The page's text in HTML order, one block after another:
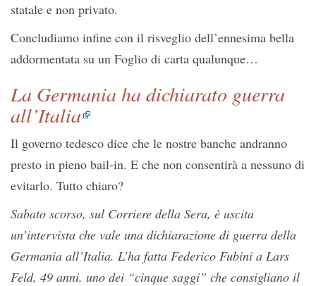
statale e non privato.
Concludiamo infine con il risveglio dell’ennesima bella
addormentata su un Foglio di carta qualunque…
La Germania ha dichiarato guerra
all’Italia
Il governo tedesco dice che le nostre banche andranno
presto in pieno bail-in. E che non consentirà a nessuno di
evitarlo. Tutto chiaro?
Sabato scorso, sul Corriere della Sera, è uscita
un’intervista che vale una dichiarazione di guerra della
Germania all’Italia. L’ha fatta Federico Fubini a Lars
Feld, 49 anni, uno dei “cinque saggi” che consigliano il